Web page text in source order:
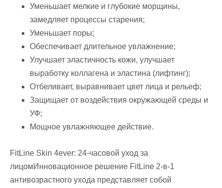
Уменьшает мелкие и глубокие морщины,
замедляет процессы старения;
Уменьшает поры;
Обеспечивает длительное увлажнение;
Улучшает эластичность кожи, улучшает
выработку коллагена и эластина (лифтинг);
Отбеливает, выравнивает цвет лица и рельеф;
Защищает от воздействия окружающей среды и
УФ;
Mощное увлажняющее действие.
FitLine Skin 4ever: 24-часовой уход за
лицомИнновационное решение FitLine 2-в-1
антивозрастного ухода представляет собой